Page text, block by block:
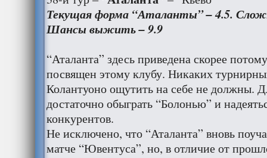
Текущая форма “Аталанты” – 4.5.
Шансы выжить – 9.9
“Аталанта” здесь приведена скорее
посвящен этому клубу. Никаких
Колантуоно ощутить на себе не должны.
достаточно обыграть “Болонью” и
конкурентов.
Не исключено, что “Аталанта” вновь
матче “Ювентуса”, но, в отличие от